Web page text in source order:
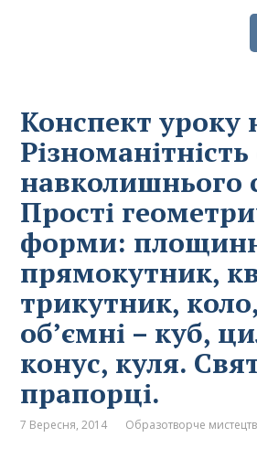
Конспект уроку
навколишнього
Прості
форми:
прямокутник,
трикутник,
об’ємні – куб,
конус, куля.
прапорці.
7 Вересня, 2014 Образотворче